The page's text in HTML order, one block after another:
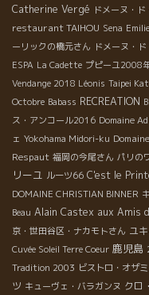
Catherine Vergé ドメーヌ・
restaurant TAIHOU Sena
ーリックの橋元さん ドメーヌ・
ESPA La Cadette プピーユ2008
Vendange 2018 Léonis Taipei
Octobre Babass RECREATION
ス・アンコール2016 Domaine
ェ Yokohama Midori-ku
Respaut 福岡の今尾さん パリの
リーユ ルーツ66 C'est le
DOMAINE CHRISTIAN BINNER
Beau Alain Castex aux Amis
京・世田谷区・ナカモトさん ユ
Cuvée Soleil Terre Coeur 鹿児島
Tradition 2003 ビストロ・オザミ
ツ キューヴェ・バラガンヌ クロ